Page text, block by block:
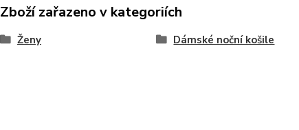
Zboží zařazeno v kategoriích
Ženy Dámské noční košile